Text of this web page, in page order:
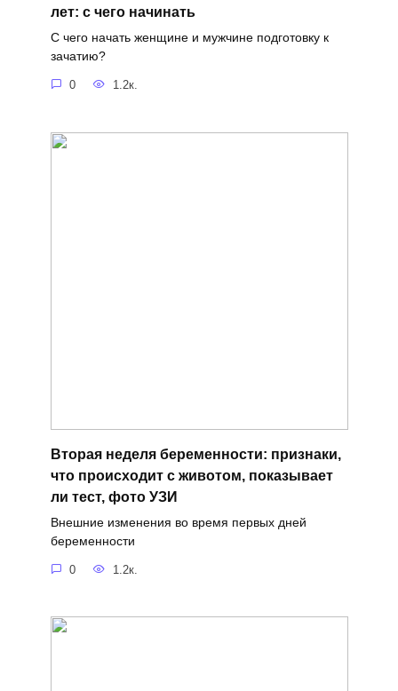
лет: с чего начинать
С чего начать женщине и мужчине подготовку к
зачатию?
0 1.2к.
Вторая неделя беременности: признаки,
что происходит с животом, показывает
ли тест, фото УЗИ
Внешние изменения во время первых дней
беременности
0 1.2к.